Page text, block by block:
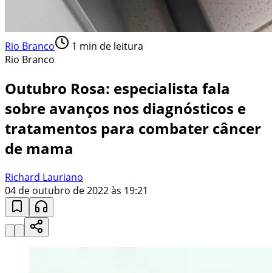
Rio Branco 1 min de leitura
Rio Branco
Outubro Rosa: especialista fala
sobre avanços nos diagnósticos e
tratamentos para combater câncer
de mama
Richard Lauriano
04 de outubro de 2022 às 19:21